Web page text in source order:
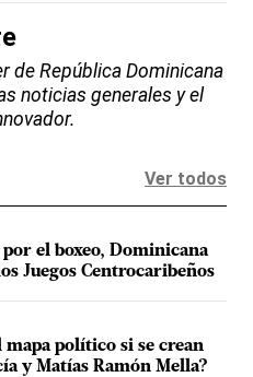
de República Dominicana
noticias generales y el
Ver todos
el boxeo, Dominicana
Juegos Centrocaribeños
político si se crean
y Matías Ramón Mella?